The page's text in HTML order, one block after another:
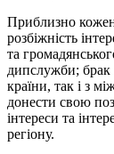
Приблизно
розбіжність
та
дипслужби; брак
країни, так і з
донести свою
інтереси та
регіону.